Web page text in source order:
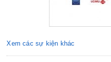
Xem các sự kiện khác